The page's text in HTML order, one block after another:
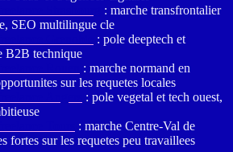
: marche transfrontalier
SEO multilingue cle
: pole deeptech et
B2B technique
: marche normand en
sur les requetes locales
: pole vegetal et tech ouest,
: marche Centre-Val de
fortes sur les requetes peu travaillees